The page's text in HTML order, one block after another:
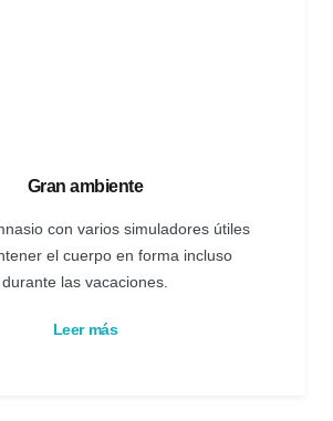
Gran ambiente
con varios simuladores útiles
el cuerpo en forma incluso
durante las vacaciones.
Leer más